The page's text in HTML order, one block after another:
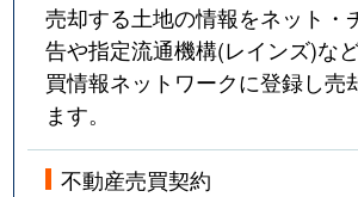
売却する土地の情報をネット・
告や指定流通機構(レインズ)な
買情報ネットワークに登録し売
ます。
不動産売買契約